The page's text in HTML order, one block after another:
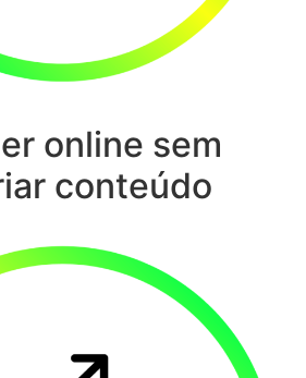
online sem
conteúdo